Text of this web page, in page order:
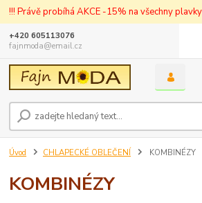
!!! Právě probíhá AKCE -15% na všechny
+420 605113076
fajnmoda@email.cz
Úvod CHLAPECKÉ OBLEČENÍ KOMBINÉZY
KOMBINÉZY